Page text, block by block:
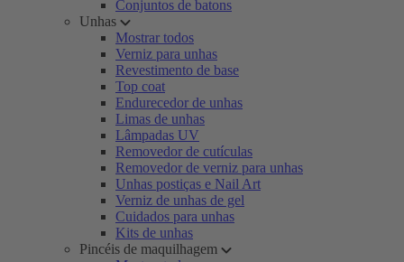
Conjuntos de batons
Unhas
Mostrar todos
Verniz para unhas
Revestimento de base
Top coat
Endurecedor de unhas
Limas de unhas
Lâmpadas UV
Removedor de cutículas
Removedor de verniz para unhas
Unhas postiças e Nail Art
Verniz de unhas de gel
Cuidados para unhas
Kits de unhas
Pincéis de maquilhagem